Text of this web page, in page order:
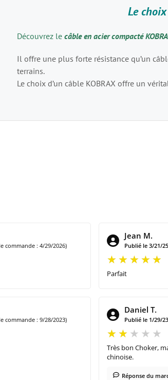
Le
Découvrez le câble en acier compacté
Il offre une plus forte résistance qu’un
terrains.
Le choix d’un câble KOBRAX offre un
commande : 4/29/2026)
Jean M.
Publié le 3/21/
Parfait
commande : 9/28/2023)
Daniel T.
Publié le 1/29/
Très bon Choker,
chinoise.
Réponse du